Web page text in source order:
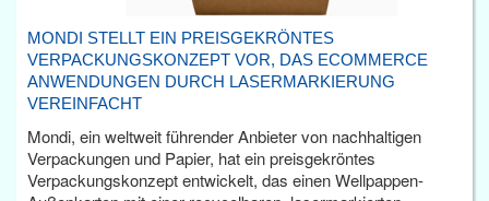
MONDI STELLT EIN PREISGEKRÖNTES
VERPACKUNGSKONZEPT VOR, DAS ECOMMERCE
ANWENDUNGEN DURCH LASERMARKIERUNG
VEREINFACHT
Mondi, ein weltweit führender Anbieter von nachhaltigen
Verpackungen und Papier, hat ein preisgekröntes
Verpackungskonzept entwickelt, das einen Wellpappen-